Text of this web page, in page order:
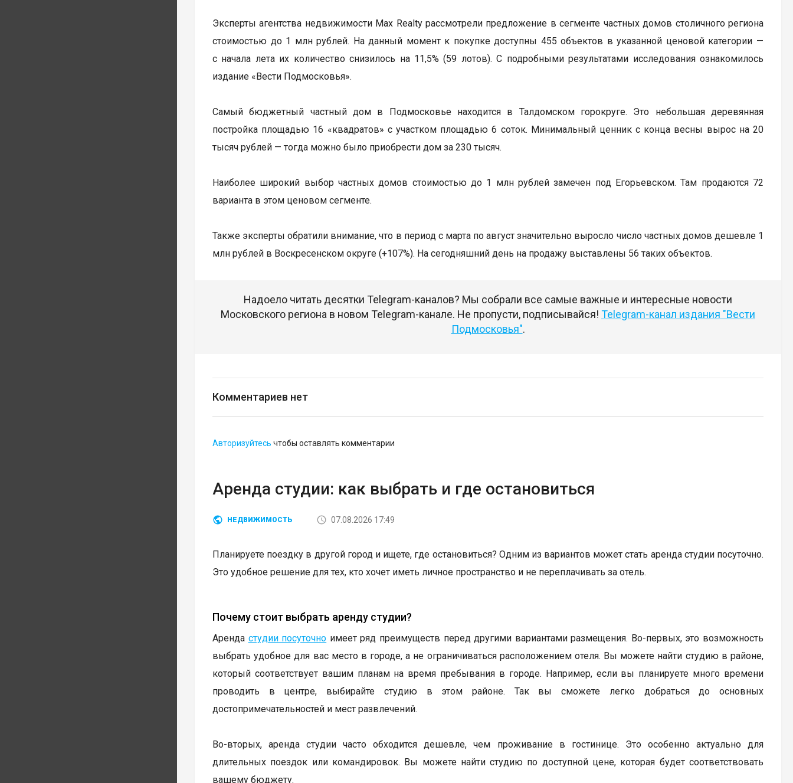
Эксперты агентства недвижимости Max Realty рассмотрели предложение в сегменте частных домов столичного региона
стоимостью до 1 млн рублей. На данный момент к покупке доступны 455 объектов в указанной ценовой категории —
с начала лета их количество снизилось на 11,5% (59 лотов). С подробными результатами исследования ознакомилось
издание «Вести Подмосковья».
Самый бюджетный частный дом в Подмосковье находится в Талдомском горокруге. Это небольшая деревянная
постройка площадью 16 «квадратов» с участком площадью 6 соток. Минимальный ценник с конца весны вырос на 20
тысяч рублей — тогда можно было приобрести дом за 230 тысяч.
Наиболее широкий выбор частных домов стоимостью до 1 млн рублей замечен под Егорьевском. Там продаются 72
варианта в этом ценовом сегменте.
Также эксперты обратили внимание, что в период с марта по август значительно выросло число частных домов дешевле 1
млн рублей в Воскресенском округе (+107%). На сегодняшний день на продажу выставлены 56 таких объектов.
Надоело читать десятки Telegram-каналов? Мы собрали все самые важные и интересные новости
Московского региона в новом Telegram-канале. Не пропусти, подписывайся! Telegram-канал издания "Вести
Подмосковья".
Комментариев нет
Авторизуйтесь чтобы оставлять комментарии
Аренда студии: как выбрать и где остановиться
НЕДВИЖИМОСТЬ 07.08.2026 17:49
Планируете поездку в другой город и ищете, где остановиться? Одним из вариантов может стать аренда студии посуточно.
Это удобное решение для тех, кто хочет иметь личное пространство и не переплачивать за отель.
Почему стоит выбрать аренду студии?
Аренда студии посуточно имеет ряд преимуществ перед другими вариантами размещения. Во-первых, это возможность
выбрать удобное для вас место в городе, а не ограничиваться расположением отеля. Вы можете найти студию в районе,
который соответствует вашим планам на время пребывания в городе. Например, если вы планируете много времени
проводить в центре, выбирайте студию в этом районе. Так вы сможете легко добраться до основных
достопримечательностей и мест развлечений.
Во-вторых, аренда студии часто обходится дешевле, чем проживание в гостинице. Это особенно актуально для
длительных поездок или командировок. Вы можете найти студию по доступной цене, которая будет соответствовать
вашему бюджету.